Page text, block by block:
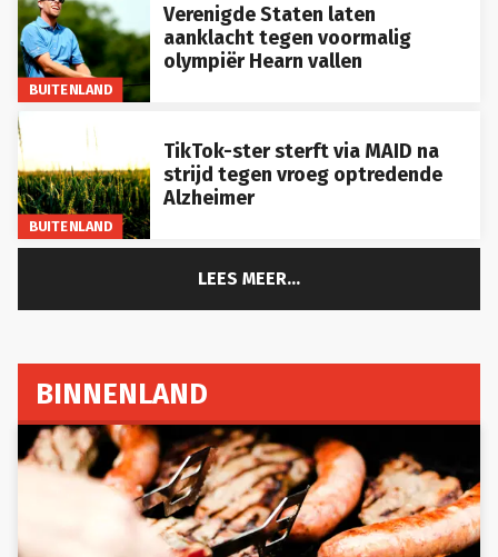
BUITENLAND
Verenigde Staten laten
aanklacht tegen voormalig
olympiër Hearn vallen
BUITENLAND
TikTok-ster sterft via MAID na
strijd tegen vroeg optredende
Alzheimer
LEES MEER...
BINNENLAND